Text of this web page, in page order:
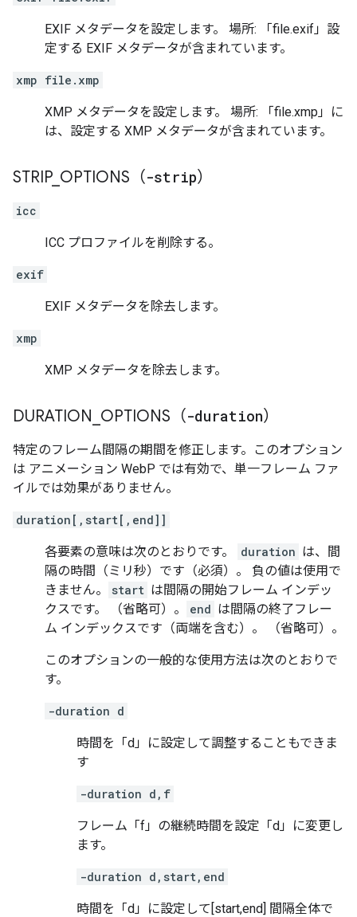
EXIF メタデータを設定します。 場所: 「file.exif」設
定する EXIF メタデータが含まれています。
xmp file.xmp
XMP メタデータを設定します。 場所: 「file.xmp」に
は、設定する XMP メタデータが含まれています。
STRIP_ OPTIONS（-strip）
icc
ICC プロファイルを削除する。
exif
EXIF メタデータを除去します。
xmp
XMP メタデータを除去します。
DURATION OPTIONS（-duration）
特定のフレーム間隔の期間を修正します。このオプション
は アニメーション WebP では有効で、単一フレーム ファ
イルでは効果がありません。
duration[,start[,end]]
各要素の意味は次のとおりです。 duration は、間
隔の時間（ミリ秒）です（必須）。 負の値は使用で
きません。
start は間隔の開始フレーム インデッ
クスです。 （省略可）。
end は間隔の終了フレー
ム インデックスです（両端を含む）。 （省略可）。
このオプションの一般的な使用方法は次のとおりで
す。
-duration d
時間を「d」に設定して調整することもできま
す
-duration d,f
フレーム「f」の継続時間を設定「d」に変更し
ます。
-duration d,start,end
時間を「d」に設定して[start,end] 間隔全体で